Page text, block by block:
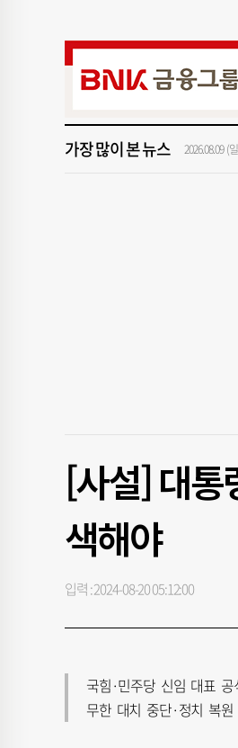
가장 많이 본 뉴스 2026.08.09 (
[사설] 대통
색해야
입력 : 2024-08-20 05:12:00
국힘·민주당 신임 대표
무한 대치 중단·정치 복